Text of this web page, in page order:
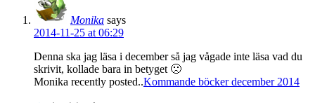
Monika says
2014-11-25 at 06:29
Denna ska jag läsa i december så jag vågade inte läsa vad du
skrivit, kollade bara in betyget 🙁
Monika recently posted..Kommande böcker december 2014